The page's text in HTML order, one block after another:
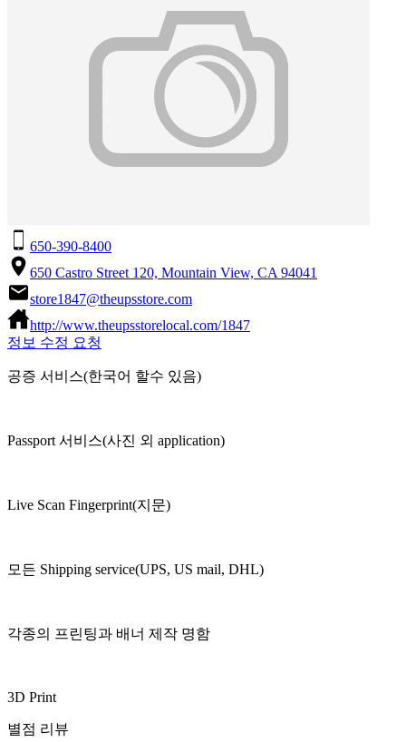
650-390-8400
650 Castro Street 120, Mountain View, CA 94041
store1847@theupsstore.com
http://www.theupsstorelocal.com/1847
정보 수정 요청
공증 서비스(한국어 할수 있음)
Passport 서비스(사진 외 application)
Live Scan Fingerprint(지문)
모든 Shipping service(UPS, US mail, DHL)
각종의 프린팅과 배너 제작 명함
3D Print
별점 리뷰